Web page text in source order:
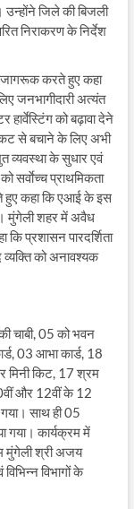
जिले की बिजली
निराकरण के निर्देश
करते हुए कहा
जनभागीदारी अत्यंत
को बढ़ावा देने
से बचाने के लिए अभी
व्यवस्था के सुधार एवं
सर्वाेच्च प्राथमिकता
हुए कहा कि एआई के इस
मुंगेली शहर में अवैध
प्रशासन पारदर्शिता
को अनावश्यक
चाबी, 05 को भवन
03 आभा कार्ड, 18
मिनी किट, 17 श्रम
और 12वीं के 12
गया। साथ ही 05
गया। कार्यक्रम में
मुंगेली श्री अजय
विभागों के